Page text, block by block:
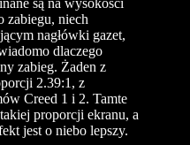
są na wysokości
zabiegu, niech
nagłówki gazet,
dlaczego
zabieg. Żaden z
2.39:1, z
Creed 1 i 2. Tamte
proporcji ekranu, a
jest o niebo lepszy.